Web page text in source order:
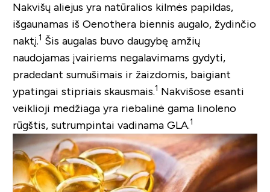
Nakvišų aliejus yra natūralios kilmės papildas,
išgaunamas iš Oenothera biennis augalo, žydinčio
naktį.1 Šis augalas buvo daugybę amžių
naudojamas įvairiems negalavimams gydyti,
pradedant sumušimais ir žaizdomis, baigiant
ypatingai stipriais skausmais.1 Nakvišose esanti
veiklioji medžiaga yra riebalinė gama linoleno
rūgštis, sutrumpintai vadinama GLA.1